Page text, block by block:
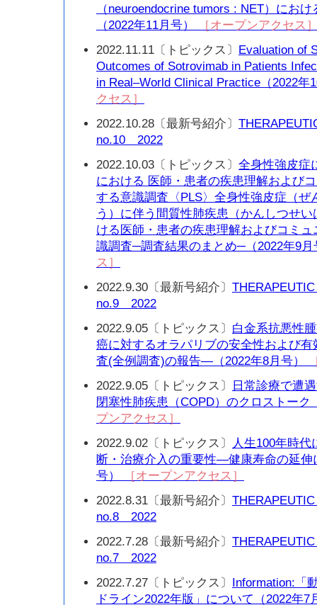
（neuroendocrine tumors : NET）にお
（2022年11月号）
［オープンアクセス
2022.11.11〔トピックス〕 Evaluation of
Outcomes of Sotrovimab in Patients
in Real–World Clinical Practice（2022年
クセス］
2022.10.28〔最新号紹介〕
no.10 2022
2022.10.03〔トピックス〕 全身性強皮症
における 医師・患者の疾患理解および
する意識調査〈PLS〉全身性強皮症（ぜ
う）に伴う間質性肺疾患（かんしつせ
ける医師・患者の疾患理解およびコミ
識調査─調査結果のまとめ─（2022年9
ス］
2022.9.30〔最新号紹介〕
no.9 2022
2022.9.05〔トピックス〕 白金系抗悪性
癌に対するオラパリブの安全性および
査(全例調査)の報告—（2022年8月号）
2022.9.05〔トピックス〕
日常診療で遭
閉塞性肺疾患（COPD）のクロストーク
プンアクセス］
2022.9.02〔トピックス〕
人生100年時代
断・治療介入の重要性—健康寿命の延
号）
［オープンアクセス］
2022.8.31〔最新号紹介〕
no.8 2022
2022.7.28〔最新号紹介〕
no.7 2022
2022.7.27〔トピックス〕 Information:「
ドライン2022年版」について（2022年7